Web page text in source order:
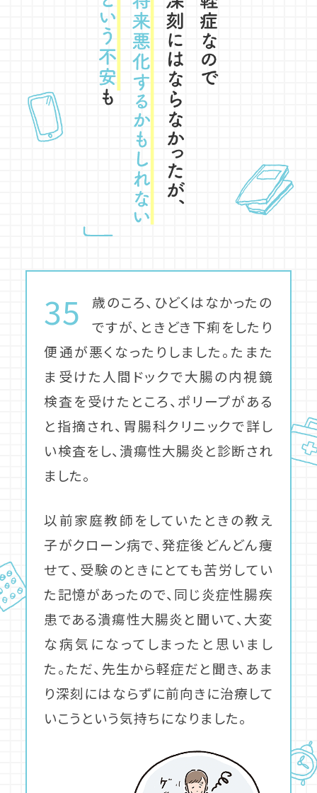
35
歳のころ、ひどくはなかったの
ですが、ときどき下痢をしたり
便通が悪くなったりしました。たまた
ま受けた人間ドックで大腸の内視鏡
検査を受けたところ、ポリープがある
と指摘され、胃腸科クリニックで詳し
い検査をし、潰瘍性大腸炎と診断され
ました。
以前家庭教師をしていたときの教え
子がクローン病で、発症後どんどん痩
せて、受験のときにとても苦労してい
た記憶があったので、同じ炎症性腸疾
患である潰瘍性大腸炎と聞いて、大変
な病気になってしまったと思いまし
た。ただ、先生から軽症だと聞き、あま
り深刻にはならずに前向きに治療して
いこうという気持ちになりました。